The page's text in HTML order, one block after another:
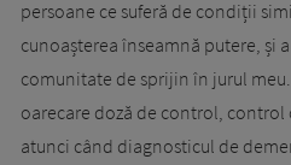
persoane ce suferă de condiții
cunoașterea înseamnă putere, și
comunitate de sprijin în jurul
oarecare doză de control,
atunci când diagnosticul de